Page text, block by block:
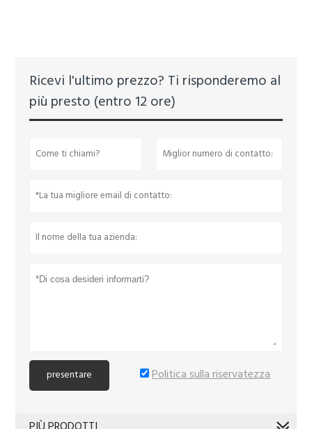
Ricevi l'ultimo prezzo? Ti risponderemo al
più presto (entro 12 ore)
presentare Politica sulla riservatezza